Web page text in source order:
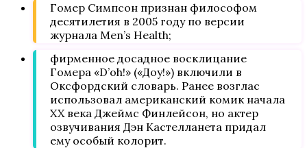
Гомер Симпсон признан философом
десятилетия в 2005 году по версии
журнала Men’s Health;
фирменное досадное восклицание
Гомера «D’oh!» («Доу!») включили в
Оксфордский словарь. Ранее возглас
использовал американский комик начала
XX века Джеймс Финлейсон, но актер
озвучивания Дэн Кастелланета придал
ему особый колорит.